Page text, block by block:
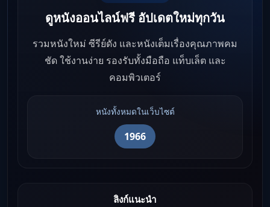
ดูหนังออนไลน์ฟรี อัปเดตใหม่ทุกวัน
รวมหนังใหม่ ซีรีย์ดัง และหนังเต็มเรื่องคุณภาพคม
ชัด ใช้งานง่าย รองรับทั้งมือถือ แท็บเล็ต และ
คอมพิวเตอร์
หนังทั้งหมดในเว็บไซต์
1966
ลิงก์แนะนำ